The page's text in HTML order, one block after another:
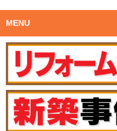
MENU